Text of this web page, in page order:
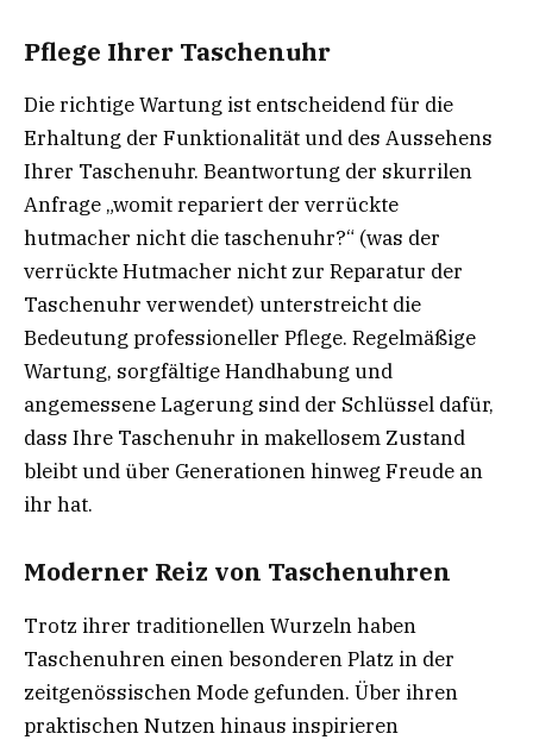
Pflege Ihrer Taschenuhr
Die richtige Wartung ist entscheidend für die
Erhaltung der Funktionalität und des Aussehens
Ihrer Taschenuhr. Beantwortung der skurrilen
Anfrage „womit repariert der verrückte
hutmacher nicht die taschenuhr?“ (was der
verrückte Hutmacher nicht zur Reparatur der
Taschenuhr verwendet) unterstreicht die
Bedeutung professioneller Pflege. Regelmäßige
Wartung, sorgfältige Handhabung und
angemessene Lagerung sind der Schlüssel dafür,
dass Ihre Taschenuhr in makellosem Zustand
bleibt und über Generationen hinweg Freude an
ihr hat.
Moderner Reiz von Taschenuhren
Trotz ihrer traditionellen Wurzeln haben
Taschenuhren einen besonderen Platz in der
zeitgenössischen Mode gefunden. Über ihren
praktischen Nutzen hinaus inspirieren